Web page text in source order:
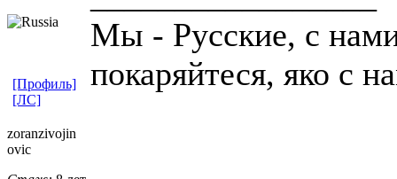
Мы - Русские, с
покаряйтеся, яко с
[Профиль]
[ЛС]
zoranzivojin
ovic